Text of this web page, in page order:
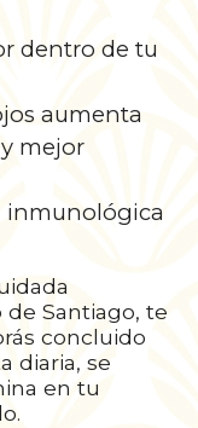
dentro de tu
aumenta
mejor
inmunológica
Santiago, te
concluido
diaria, se
en tu